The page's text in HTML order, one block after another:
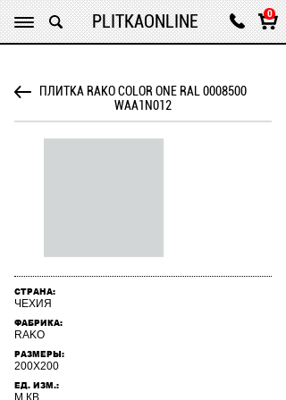
PLITKAONLINE 0
Нашли дешевле? Звоните нам !
ПЛИТКА RAKO COLOR ONE RAL 0008500
WAA1N012
СТРАНА:
ЧЕХИЯ
ФАБРИКА:
RAKO
РАЗМЕРЫ:
200X200
ЕД. ИЗМ.:
М.КВ.